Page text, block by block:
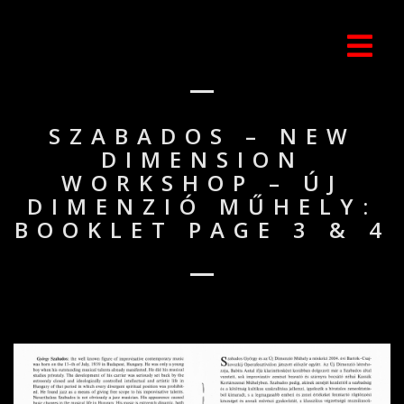
SZABADOS – NEW
DIMENSION
WORKSHOP – ÚJ
DIMENZIÓ MŰHELY:
BOOKLET PAGE 3 & 4